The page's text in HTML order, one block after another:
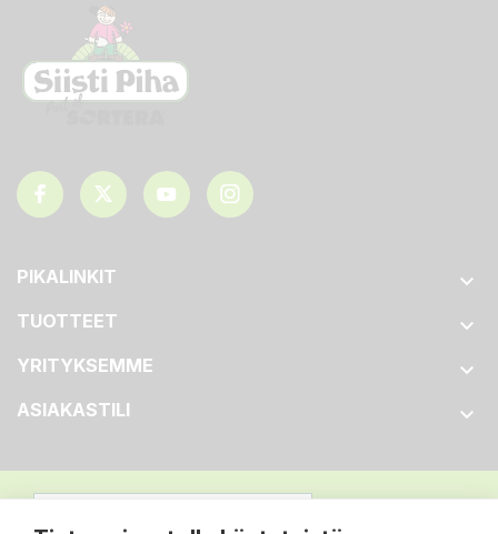
PIKALINKIT 
TUOTTEET 
YRITYKSEMME 
ASIAKASTILI 